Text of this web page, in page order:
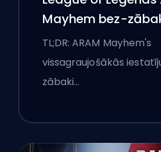
Mayhem bez-
TL;DR: ARAM Mayhem's
vissagraujošākās
zābaki…